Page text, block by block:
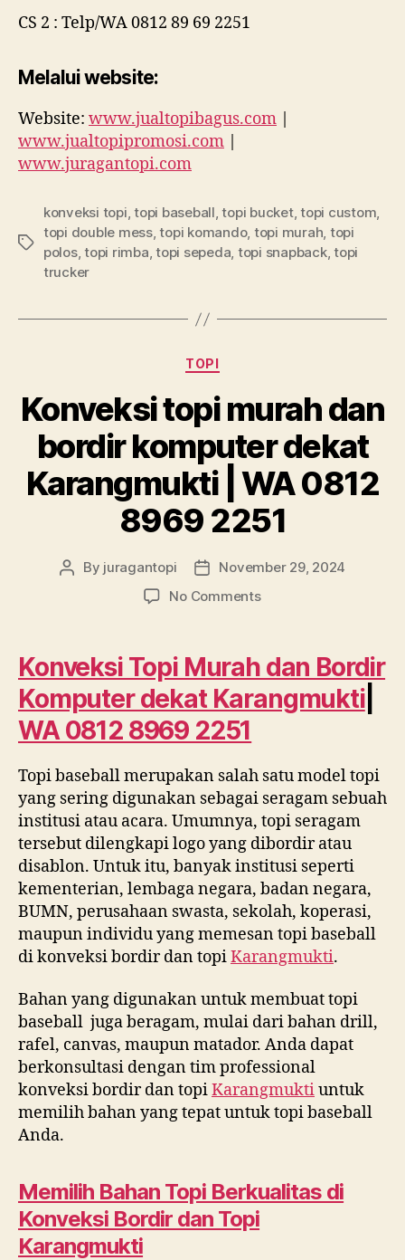
CS 2 : Telp/WA 0812 89 69 2251
Melalui website:
Website: www.jualtopibagus.com
www.jualtopipromosi.com
www.juragantopi.com
Tags
konveksi topi,topi baseball,topi bucket,topi custom,
topi double mess,topi komando, topi murah, topi
polos,topi rimba,topi sepeda, topi snapback,topi
trucker
Categories
TOPI
Konveksi topi murah dan
bordir komputer dekat
Karangmukti | WA 0812
8969 2251
Post
By juragantopi
PostNovember 29, 2024
No Commentson
murah
dan
bordir
komputer
|
WA
0812
8969
2251
Konveksi Topi Murah dan Bordir
Komputer dekat Karangmukti|
WA 0812 8969 2251
Topi baseball merupakan salah satu model topi
yang sering digunakan sebagai seragam sebuah
institusi atau acara. Umumnya, topi seragam
tersebut dilengkapi logo yang dibordir atau
disablon. Untuk itu, banyak institusi seperti
kementerian, lembaga negara, badan negara,
BUMN, perusahaan swasta, sekolah, koperasi,
maupun individu yang memesan topi baseball
di konveksi bordir dan topiKarangmukti.
Bahan yang digunakan untuk membuat topi
baseball juga beragam, mulai dari bahan drill,
rafel, canvas, maupun matador. Anda dapat
berkonsultasi dengan tim professional
konveksi bordir dan topiKarangmuktiuntuk
memilih bahan yang tepat untuk topi baseball
Anda.
Memilih Bahan Topi Berkualitas di
Konveksi Bordir dan Topi
Karangmukti